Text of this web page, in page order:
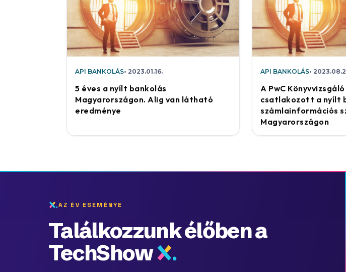
API BANKOLÁS 2023.01.16.
5 éves a nyílt bankolás
Magyarországon. Alig van látható
eredménye
API BANKOLÁS
A PwC
csatlakozott a nyílt
számlainformációs
Magyarországon
AZ ÉV ESEMÉNYE
Találkozzunk élőben a
TechShow